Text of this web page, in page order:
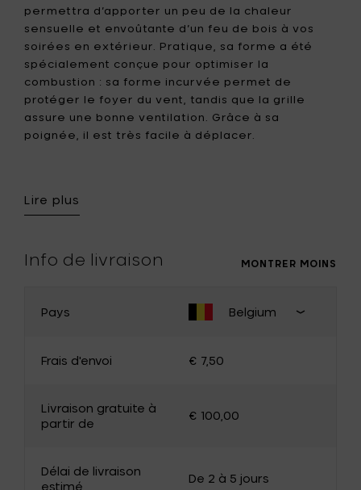
permettra d’apporter un peu de la chaleur
sensuelle et envoûtante d’un feu de bois à vos
soirées en extérieur. Pratique, sa forme a été
spécialement conçue pour optimiser la
combustion : sa forme incurvée permet de
protéger le foyer du vent, tandis que la grille
assure une bonne ventilation. Grâce à sa
poignée, il est très facile à déplacer.
planchers en bois ou d’autres surfaces
inflammables.
Lire plus
Info de livraison MONTRER MOINS
Pays Belgium
Frais d'envoi € 7,50
Livraison gratuite à
partir de
€ 100,00
Délai de livraison
estimé
De 2 à 5 jours
MODIFIER LE PAYS
France Luxembourg
Canada Chypre